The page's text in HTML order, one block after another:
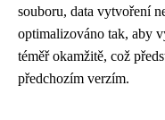
souboru, data vytvoření
optimalizováno tak, aby
téměř okamžitě, což
předchozím verzím.